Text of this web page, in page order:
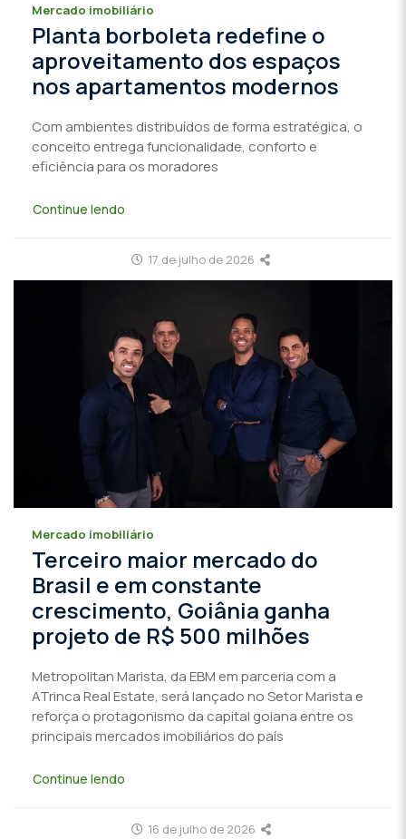
Mercado imobiliário
Planta borboleta redefine o
aproveitamento dos espaços
nos apartamentos modernos
Com ambientes distribuídos de forma estratégica, o
conceito entrega funcionalidade, conforto e
eficiência para os moradores
Continue lendo
17 de julho de 2026
Mercado imobiliário
Terceiro maior mercado do
Brasil e em constante
crescimento, Goiânia ganha
projeto de R$ 500 milhões
Metropolitan Marista, da EBM em parceria com a
ATrinca Real Estate, será lançado no Setor Marista e
reforça o protagonismo da capital goiana entre os
principais mercados imobiliários do país
Continue lendo
16 de julho de 2026